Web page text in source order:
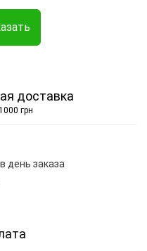
доставка
грн
день заказа